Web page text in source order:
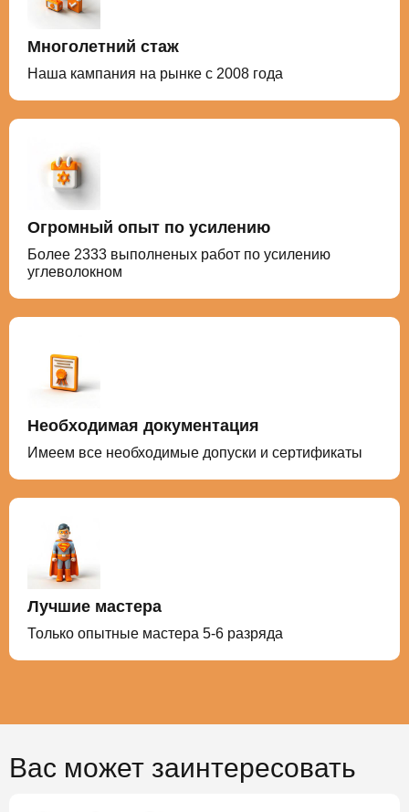
Многолетний стаж
Наша кампания на рынке с 2008 года
Огромный опыт по усилению
Более 2333 выполненых работ по усилению
углеволокном
Необходимая документация
Имеем все необходимые допуски и сертификаты
Лучшие мастера
Только опытные мастера 5-6 разряда
Вас может заинтересовать